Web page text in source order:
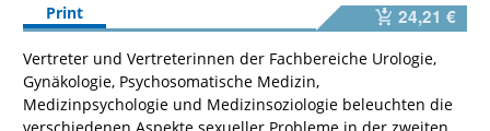
Print 24,21 €
Vertreter und Vertreterinnen der Fachbereiche Urologie,
Gynäkologie, Psychosomatische Medizin,
Medizinpsychologie und Medizinsoziologie beleuchten die
verschiedenen Aspekte sexueller Probleme in der zweiten